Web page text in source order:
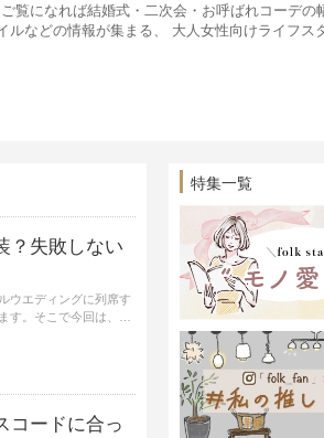
覧になれば結婚式・二次会・お呼ばれコーデの
などの情報が集まる、 大人女性向けライフス
？失敗しない
ウエディングに列席す
す。そこで今回は、お
コードに合っ
特集一覧